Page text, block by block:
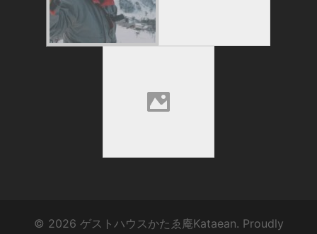
© 2026 ゲストハウスかたゑ庵Kataean. Proudly